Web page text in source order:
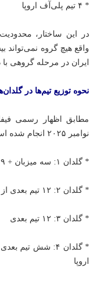
* ۴ تیم پلی‌آف اروپا
در این ساختار،
واقع هیچ گروه نمی‌تواند
ایران در مرحله گروهی
نحوه توزیع تیم‌ها در
مطابق اظهار رسمی
نوامبر ۲۰۲۵ انجام شده است:
* گلدان ۱: سه میزبان + ۹ تیم برتر جهان
* گلدان ۲: ۱۲ تیم بعدی از جمله ایران
* گلدان ۳: ۱۲ تیم بعدی
* گلدان ۴: شش
اروپا